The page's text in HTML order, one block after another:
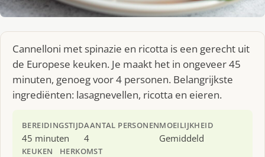
Cannelloni met spinazie en ricotta is een gerecht uit
de Europese keuken. Je maakt het in ongeveer 45
minuten, genoeg voor 4 personen. Belangrijkste
ingrediënten: lasagnevellen, ricotta en eieren.
BEREIDINGSTIJD
45 minuten
AANTAL PERSONEN
4
MOEILIJKHEID
Gemiddeld
KEUKEN HERKOMST